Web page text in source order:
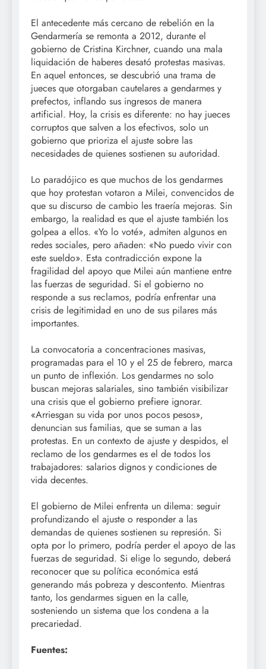
El antecedente más cercano de rebelión en la
Gendarmería se remonta a 2012, durante el
gobierno de Cristina Kirchner, cuando una mala
liquidación de haberes desató protestas masivas.
En aquel entonces, se descubrió una trama de
jueces que otorgaban cautelares a gendarmes y
prefectos, inflando sus ingresos de manera
artificial. Hoy, la crisis es diferente: no hay jueces
corruptos que salven a los efectivos, solo un
gobierno que prioriza el ajuste sobre las
necesidades de quienes sostienen su autoridad.
Lo paradójico es que muchos de los gendarmes
que hoy protestan votaron a Milei, convencidos de
que su discurso de cambio les traería mejoras. Sin
embargo, la realidad es que el ajuste también los
golpea a ellos. «Yo lo voté», admiten algunos en
redes sociales, pero añaden: «No puedo vivir con
este sueldo». Esta contradicción expone la
fragilidad del apoyo que Milei aún mantiene entre
las fuerzas de seguridad. Si el gobierno no
responde a sus reclamos, podría enfrentar una
crisis de legitimidad en uno de sus pilares más
importantes.
La convocatoria a concentraciones masivas,
programadas para el 10 y el 25 de febrero, marca
un punto de inflexión. Los gendarmes no solo
buscan mejoras salariales, sino también visibilizar
una crisis que el gobierno prefiere ignorar.
«Arriesgan su vida por unos pocos pesos»,
denuncian sus familias, que se suman a las
protestas. En un contexto de ajuste y despidos, el
reclamo de los gendarmes es el de todos los
trabajadores: salarios dignos y condiciones de
vida decentes.
El gobierno de Milei enfrenta un dilema: seguir
profundizando el ajuste o responder a las
demandas de quienes sostienen su represión. Si
opta por lo primero, podría perder el apoyo de las
fuerzas de seguridad. Si elige lo segundo, deberá
reconocer que su política económica está
generando más pobreza y descontento. Mientras
tanto, los gendarmes siguen en la calle,
sosteniendo un sistema que los condena a la
precariedad.
Fuentes: